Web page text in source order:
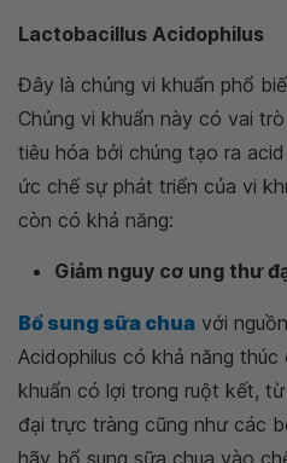
Lactobacillus Acidophilus
Đây là chủng vi khuẩn phổ
Chủng vi khuẩn này có vai
tiêu hóa bởi chúng tạo ra
ức chế sự phát triển của vi
còn có khả năng:
Giảm nguy cơ ung thư
Bổ sung sữa chua với
Acidophilus có khả năng
khuẩn có lợi trong ruột kết,
đại trực tràng cũng như các
hãy bổ sung sữa chua vào